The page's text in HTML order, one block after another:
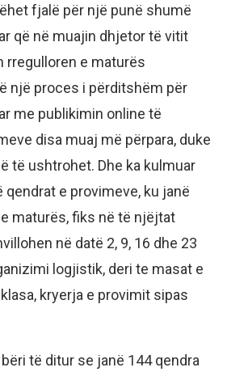
fjalë për një punë shumë
që në muajin dhjetor të vitit
rregulloren e maturës
një proces i përditshëm për
me publikimin online të
disa muaj më përpara, duke
të ushtrohet. Dhe ka kulmuar
e provimeve, ku janë
maturës, fiks në të njëjtat
në datë 2, 9, 16 dhe 23
logjistik, deri te masat e
kryerja e provimit sipas
të ditur se janë 144 qendra